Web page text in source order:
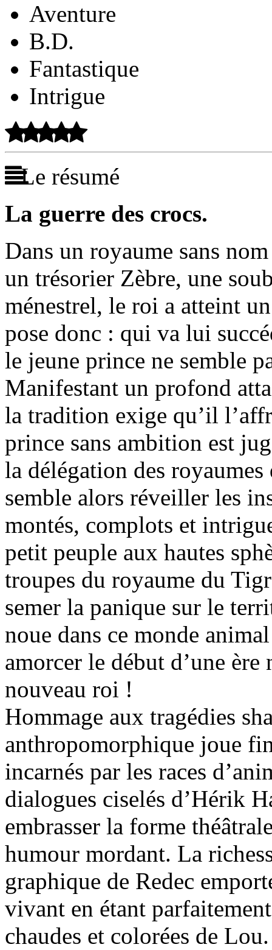
Aventure
B.D.
Fantastique
Intrigue
Le résumé
La guerre des crocs.
Dans un royaume sans
un trésorier Zèbre, une
ménestrel, le roi a atteint
pose donc : qui va lui
le jeune prince ne semble
Manifestant un profond
la tradition exige qu’il
prince sans ambition est
la délégation des
semble alors réveiller les
montés, complots et
petit peuple aux hautes
troupes du royaume du
semer la panique sur le
noue dans ce monde
amorcer le début d’une
nouveau roi !
Hommage aux tragédies
anthropomorphique joue
incarnés par les races
dialogues ciselés d’Hérik
embrasser la forme
humour mordant. La
graphique de Redec
vivant en étant
chaudes et colorées de Lou.